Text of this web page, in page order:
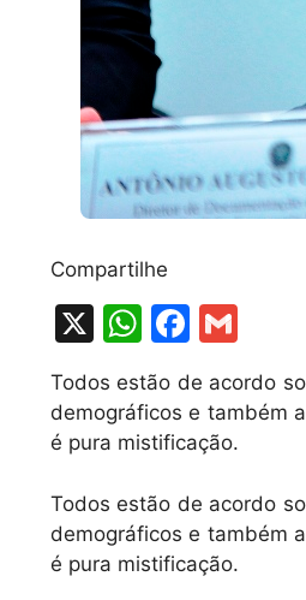
Compartilhe
X
W
h
at
s
p
p
F
c
e
o
o
m
ai
Todos estão de acordo
demográficos e também
é pura mistificação.
Todos estão de acordo
demográficos e também
é pura mistificação.